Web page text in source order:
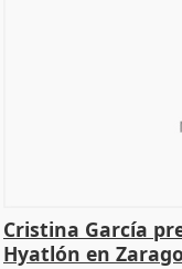
Cristina García
Hyatlón en